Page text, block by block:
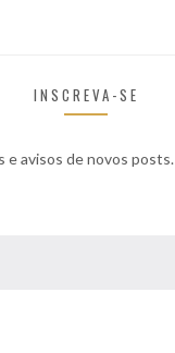
INSCREVA-SE
e avisos de novos posts.